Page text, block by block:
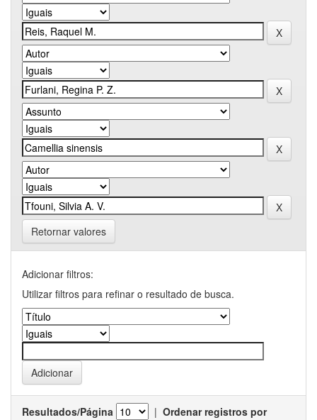
Retornar valores
Adicionar filtros:
Utilizar filtros para refinar o resultado de busca.
Resultados/Página | Ordenar registros por